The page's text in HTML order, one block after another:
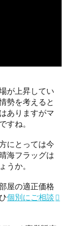
が上昇してい
勢を考えると
ありますがマ
すね。
にとっては今
海フラッグは
うか。
屋の適正価格
個別にご相談